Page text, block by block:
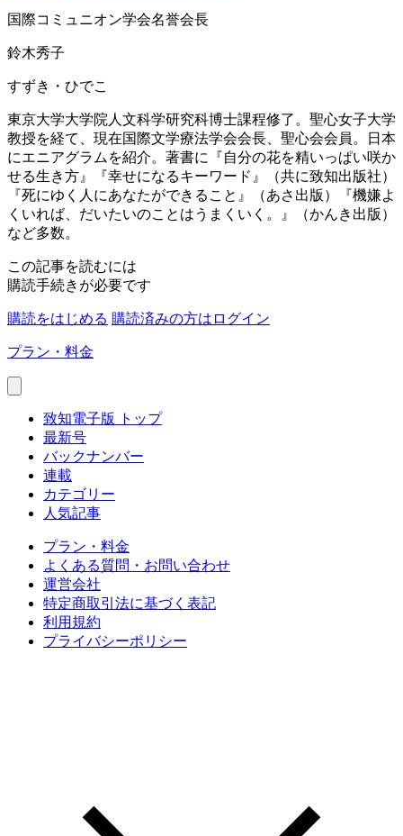
国際コミュニオン学会名誉会長
鈴木秀子
すずき・ひでこ
東京大学大学院人文科学研究科博士課程修了。聖心女子大学
教授を経て、現在国際文学療法学会会長、聖心会会員。日本
にエニアグラムを紹介。著書に『自分の花を精いっぱい咲か
せる生き方』『幸せになるキーワード』（共に致知出版社）
『死にゆく人にあなたができること』（あさ出版）『機嫌よ
くいれば、だいたいのことはうまくいく。』（かんき出版）
など多数。
この記事を読むには
購読手続きが必要です
購読をはじめる 購読済みの方はログイン
プラン・料金
致知電子版 トップ
最新号
バックナンバー
連載
カテゴリー
人気記事
プラン・料金
よくある質問・お問い合わせ
運営会社
特定商取引法に基づく表記
利用規約
プライバシーポリシー